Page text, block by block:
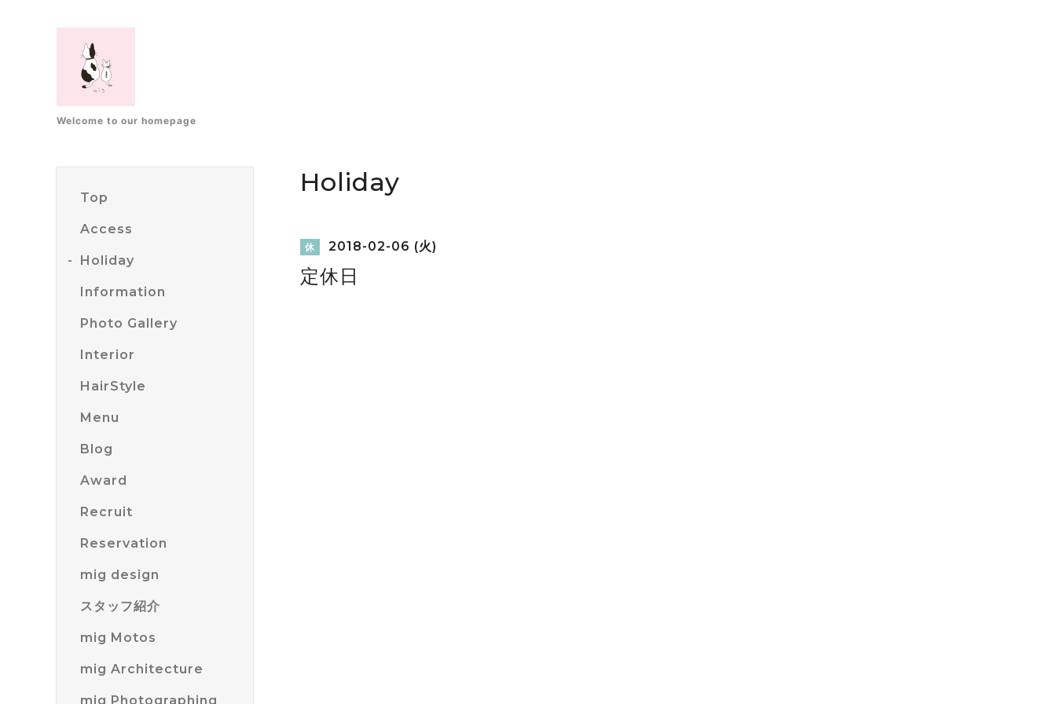
Welcome to our homepage
Top
Access
Holiday
Information
Photo Gallery
Interior
HairStyle
Menu
Blog
Award
Recruit
Reservation
mig design
スタッフ紹介
mig Motos
mig Architecture
mig Photographing
Holiday
休 2018-02-06 (火)
定休日